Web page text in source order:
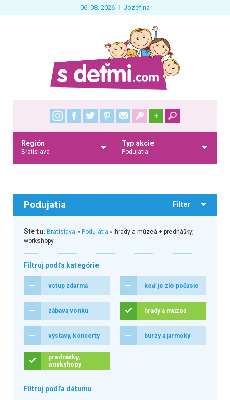
06. 08. 2026 Jozefína
+
Región
Bratislava
Typ akcie
Podujatia
Podujatia Filter
Ste tu: Bratislava » Podujatia » hrady a múzeá + prednášky,
workshopy
Filtruj podľa kategórie
vstup zdarma keď je zlé počasie
zábava vonku hrady a múzeá
výstavy, koncerty burzy a jarmoky
prednášky,
workshopy
Filtruj podľa dátumu